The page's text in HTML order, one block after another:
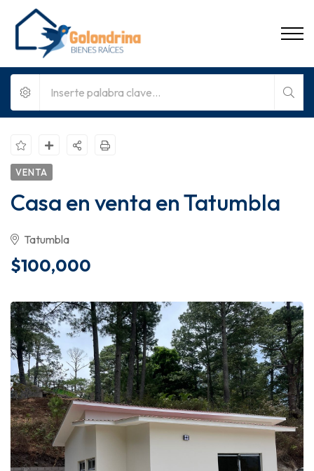
VENTA
Casa en venta en Tatumbla
Tatumbla
$100,000